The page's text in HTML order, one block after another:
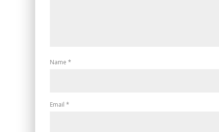
Name *
Email *